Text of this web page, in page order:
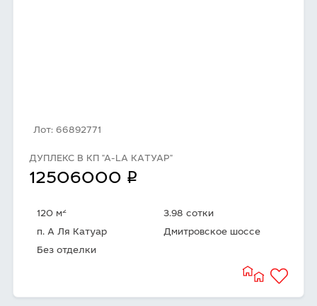
Лот: 66892771
ДУПЛЕКС В КП "А-LА КАТУАР"
12506000 q
120 м2
3.98 сотки
п. А Ля Катуар
Дмитровское шоссе
Без отделки